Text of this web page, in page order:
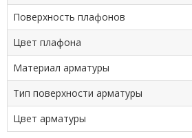
Поверхность плафонов
Цвет плафона
Материал арматуры
Тип поверхности арматуры
Цвет арматуры